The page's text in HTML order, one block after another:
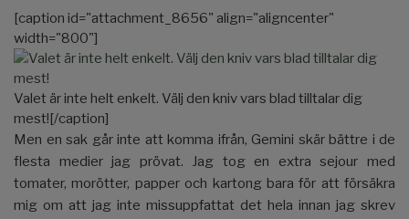
[caption id="attachment_8656" align="aligncenter"
width="800"]
Valet är inte helt enkelt. Välj den kniv vars blad tilltalar dig
mest![/caption]
Men en sak går inte att komma ifrån, Gemini skär bättre i de
flesta medier jag prövat. Jag tog en extra sejour med
tomater, morötter, papper och kartong bara för att försäkra
mig om att jag inte missuppfattat det hela innan jag skrev